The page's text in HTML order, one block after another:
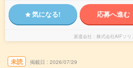
気になる! 応募へ進む
派遣会社 株式会社AIFソリ
未読 掲載日 2026/07/29